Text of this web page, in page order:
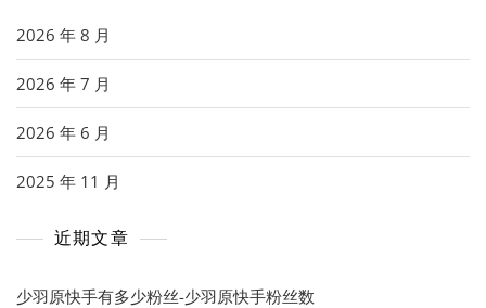
2026 年 8 月
2026 年 7 月
2026 年 6 月
2025 年 11 月
近期文章
少羽原快手有多少粉丝-少羽原快手粉丝数